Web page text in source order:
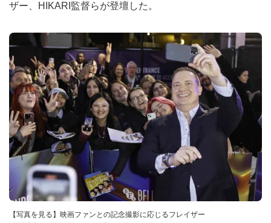
ザー、HIKARI監督らが登壇した。
【写真を見る】映画ファンとの記念撮影に応じるフレイザー